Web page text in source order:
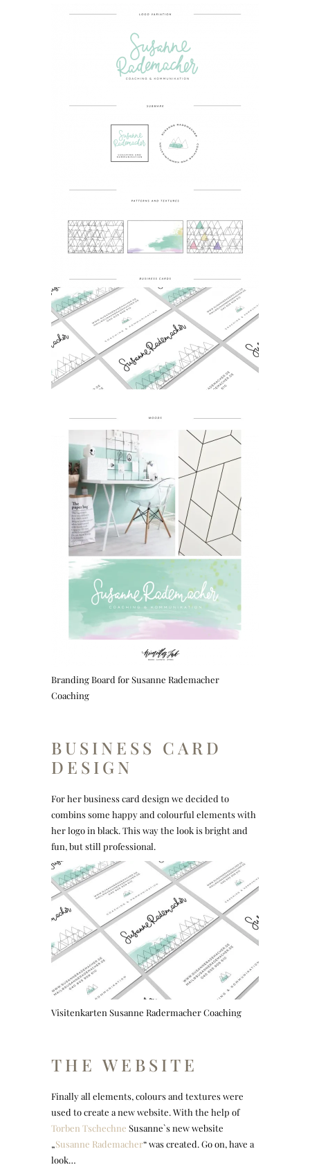
Branding Board for Susanne Rademacher
Coaching
BUSINESS CARD
DESIGN
For her business card design we decided to
combins some happy and colourful elements with
her logo in black. This way the look is bright and
fun, but still professional.
Visitenkarten Susanne Radermacher Coaching
THE WEBSITE
Finally all elements, colours and textures were
used to create a new website. With the help of
Torben Tschechne Susanne`s new website
„Susanne Rademacher“ was created. Go on, have a
look…